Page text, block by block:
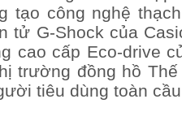
tạo công nghệ
tử G-Shock của
cao cấp Eco-drive
trường đồng hồ
tiêu dùng toàn